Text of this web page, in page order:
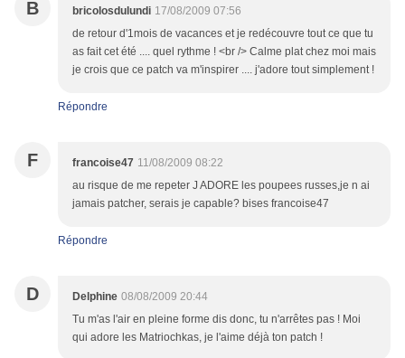
B bricolosdulundi 17/08/2009 07:56
de retour d'1mois de vacances et je redécouvre tout ce que tu
as fait cet été .... quel rythme ! <br /> Calme plat chez moi mais
je crois que ce patch va m'inspirer .... j'adore tout simplement !
Répondre
F francoise47 11/08/2009 08:22
au risque de me repeter J ADORE les poupees russes,je n ai
jamais patcher, serais je capable? bises francoise47
Répondre
D Delphine 08/08/2009 20:44
Tu m'as l'air en pleine forme dis donc, tu n'arrêtes pas ! Moi
qui adore les Matriochkas, je l'aime déjà ton patch !